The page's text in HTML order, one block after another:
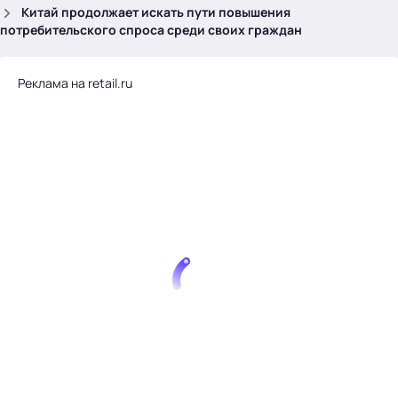
Китай продолжает искать пути повышения
потребительского спроса среди своих граждан
Реклама на retail.ru